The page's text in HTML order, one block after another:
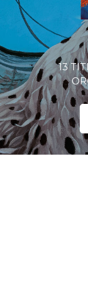
13